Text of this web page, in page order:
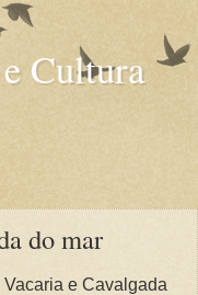
Cultura
do mar
e Cavalgada